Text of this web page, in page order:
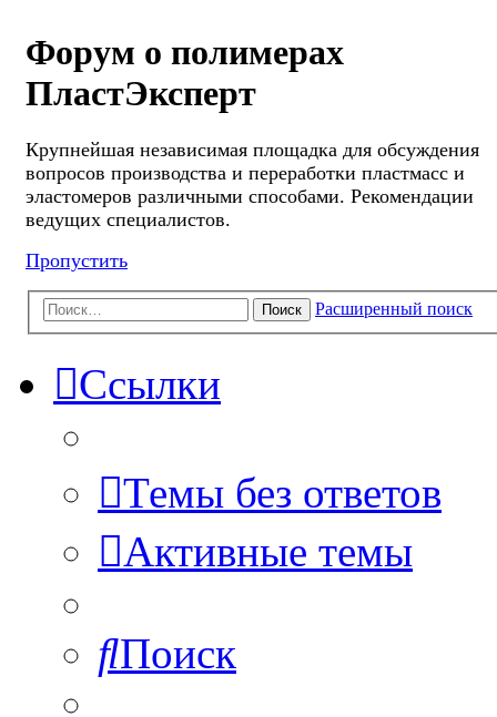
Форум о полимерах
ПластЭксперт
Крупнейшая независимая площадка для обсуждения
вопросов производства и переработки пластмасс и
эластомеров различными способами. Рекомендации
ведущих специалистов.
Пропустить
Поиск Расширенный поиск
Ссылки
Темы без ответов
Активные темы
Поиск